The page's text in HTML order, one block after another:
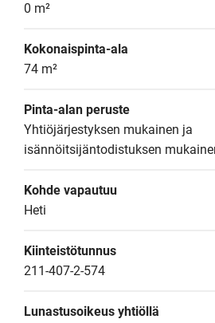
0 m²
Kokonaispinta-ala
74 m²
Pinta-alan peruste
Yhtiöjärjestyksen mukainen ja
isännöitsijäntodistuksen
Kohde vapautuu
Heti
Kiinteistötunnus
211-407-2-574
Lunastusoikeus yhtiöllä